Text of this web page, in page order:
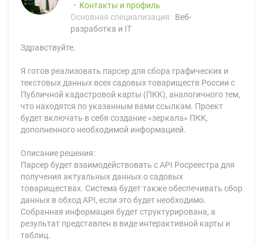
Контакты и профиль
Основная специализация: Веб-
разработка и IT
Здравствуйте.
Я готов реализовать парсер для сбора графических и
текстовых данных всех садовых товариществ России с
Публичной кадастровой карты (ПКК), аналогичного тем,
что находятся по указанным вами ссылкам. Проект
будет включать в себя создание «зеркала» ПКК,
дополненного необходимой информацией.
Описание решения:
Парсер будет взаимодействовать с API Росреестра для
получения актуальных данных о садовых
товариществах. Система будет также обеспечивать сбор
данных в обход API, если это будет необходимо.
Собранная информация будет структурирована, а
результат представлен в виде интерактивной карты и
таблиц.